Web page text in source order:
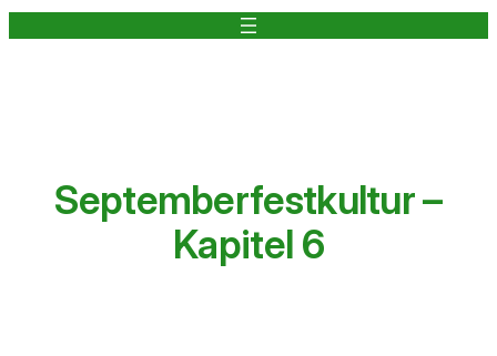
Septemberfestkultur –
Kapitel 6